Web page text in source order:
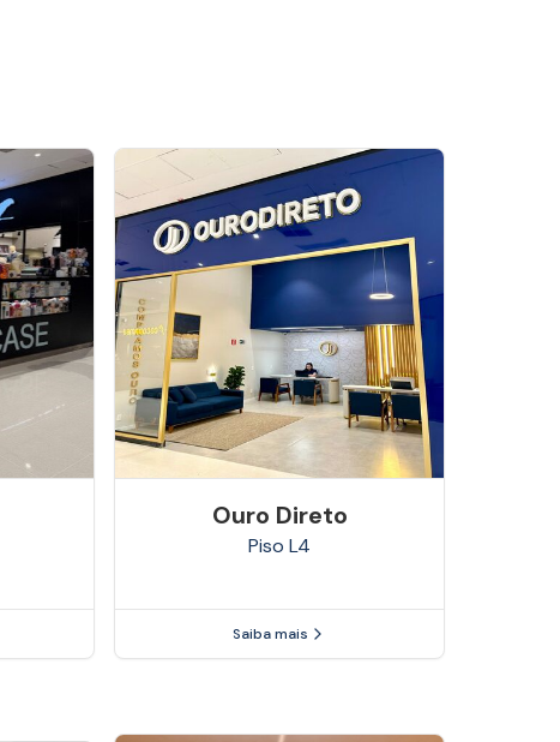
Ouro Direto
Piso L4
Saiba mais